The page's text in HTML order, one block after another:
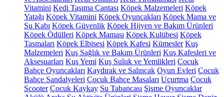
Vitamini Kedi Taşıma Çantası Köpek Malzemeleri Köpek
Yatağı Köpek Vitamini Köpek Oyuncakları Köpek Mama ve
Su Kabı Köpek Güvenlik Köpek Hijyen ve Bakım Ürünleri
Köpek Ödülleri Köpek Maması Köpek Kulübesi Köpek
Tasmaları Köpek Elbisesi Köpek Kafesi Kümesler Kuş
Malzemeleri Kuş Sağlık ve Bakım Ürünleri Kuş Kafesleri ve
Aksesuarları Kuş Yemi Kuş Suluk ve Yemlikleri Çocuk
Bahçe Oyuncakları Kaydırak ve Salıncak Oyun Evleri Çocuk
Bahçe Sandalyeleri Çocuk Bahçe Masaları Uçurtma Çocuk
Scooter Çocuk Kaykay Su Tabancası Şişme Oyuncaklar